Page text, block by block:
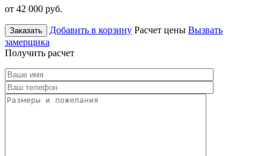
от 42 000 руб.
Заказать Добавить в корзину Расчет цены Вызвать
замерщика
Получить расчет